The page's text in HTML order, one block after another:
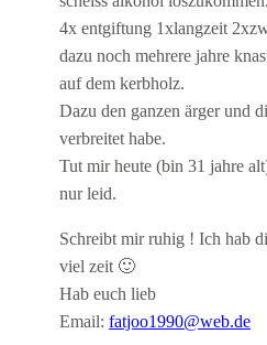
4x entgiftung 1xlangzeit
dazu noch mehrere jahre
auf dem kerbholz.
Dazu den ganzen ärger und
verbreitet habe.
Tut mir heute (bin 31 jahre
nur leid.
Schreibt mir ruhig ! Ich hab
viel zeit 🙂
Hab euch lieb
Email:fatjoo1990@web.de